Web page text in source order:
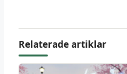
Relaterade artiklar